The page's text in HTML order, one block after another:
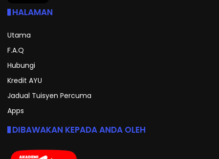
HALAMAN
Utama
F.A.Q
Hubungi
Kredit AYU
Jadual Tuisyen Percuma
Apps
DIBAWAKAN KEPADA ANDA OLEH